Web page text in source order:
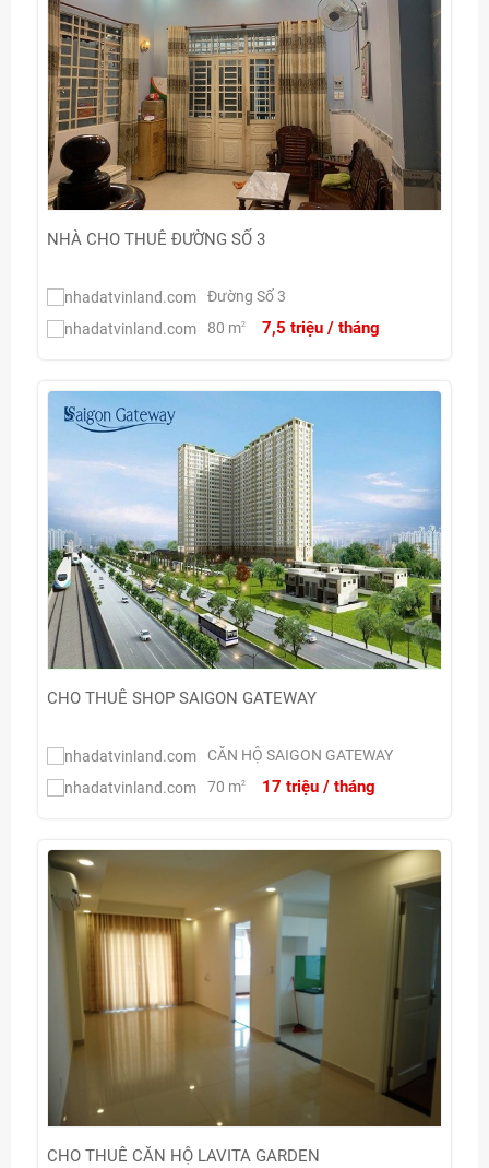
NHÀ CHO THUÊ ĐƯỜNG SỐ 3
Đường Số 3
80 m2 7,5 triệu / tháng
CHO THUÊ SHOP SAIGON GATEWAY
CĂN HỘ SAIGON GATEWAY
70 m2 17 triệu / tháng
CHO THUÊ CĂN HỘ LAVITA GARDEN